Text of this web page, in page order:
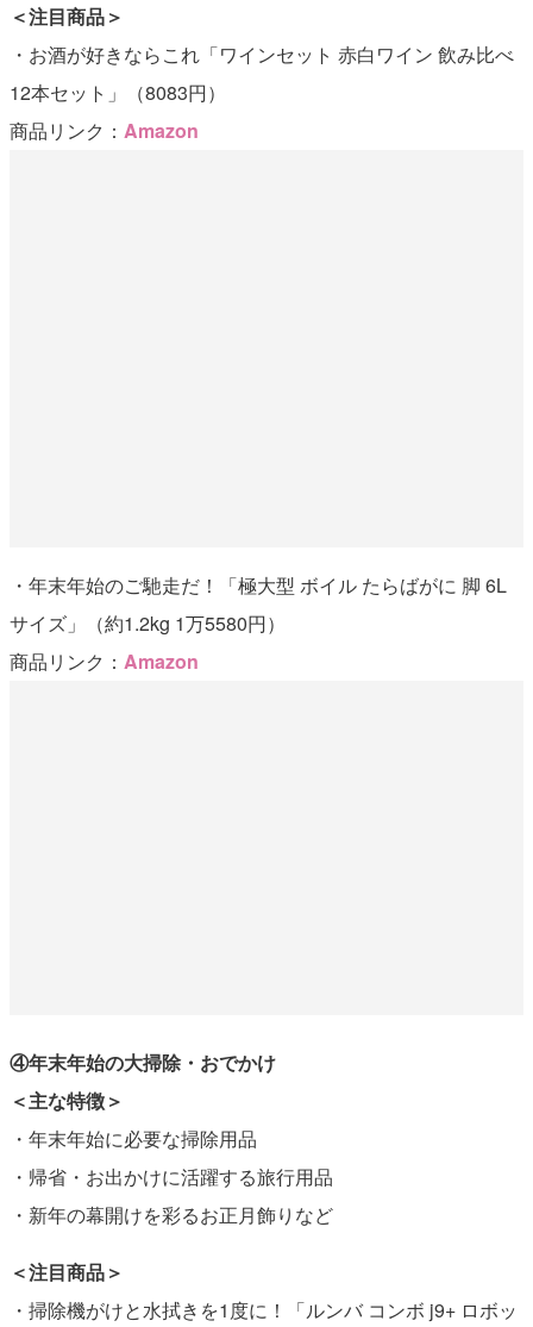
＜注目商品＞
・お酒が好きならこれ「ワインセット 赤白ワイン 飲み比べ
12本セット」（8083円）
商品リンク： Amazon
・年末年始のご馳走だ！「極大型 ボイル たらばがに 脚 6L
サイズ」（約1.2kg 1万5580円）
商品リンク： Amazon
④年末年始の大掃除・おでかけ
＜主な特徴＞
・年末年始に必要な掃除用品
・帰省・お出かけに活躍する旅行用品
・新年の幕開けを彩るお正月飾りなど
＜注目商品＞
・掃除機がけと水拭きを1度に！「ルンバ コンボ j9+ ロボッ